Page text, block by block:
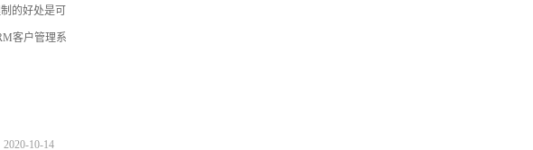
的好处是可
客户管理系
10-14